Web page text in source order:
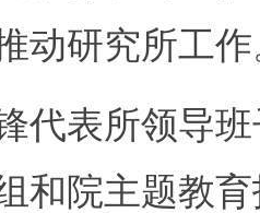
动研究所工
表所领导班
和院主题教